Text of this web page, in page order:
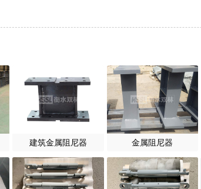
建筑金属阻尼器 金属阻尼器